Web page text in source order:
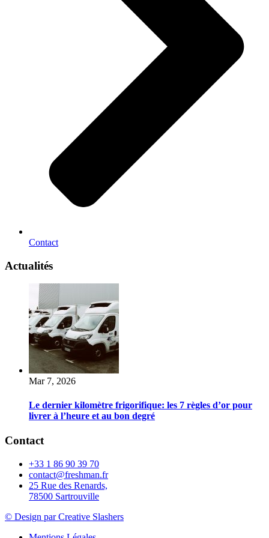
Contact
Actualités
Mar 7, 2026
Le dernier kilomètre frigorifique: les 7 règles d’or pour
livrer à l’heure et au bon degré
Contact
+33 1 86 90 39 70
contact@freshman.fr
25 Rue des Renards,
78500 Sartrouville
© Design par Creative Slashers